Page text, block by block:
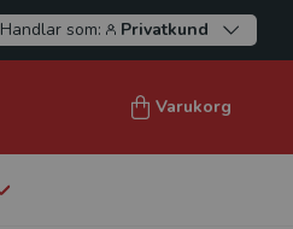
Handlar som: Privatkund
Varukorg